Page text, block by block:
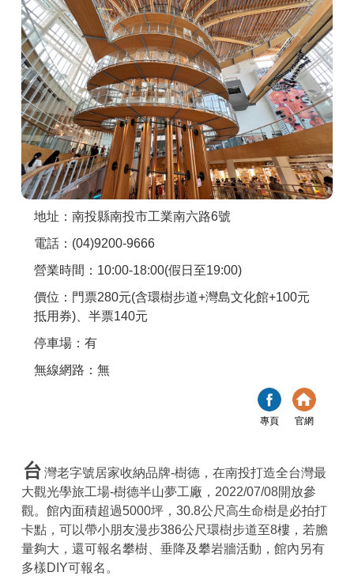
討論區
聯絡我們
APP下載
地址：南投縣南投市工業南六路6號
電話：(04)9200-9666
營業時間：10:00-18:00(假日至19:00)
價位：門票280元(含環樹步道+灣島文化館+100元
抵用券)、半票140元
停車場：有
無線網路：無
專頁 官網
台 灣老字號居家收納品牌-樹德，在南投打造全台灣最
大觀光學旅工場-樹德半山夢工廠，2022/07/08開放參
觀。館內面積超過5000坪，30.8公尺高生命樹是必拍打
卡點，可以帶小朋友漫步386公尺環樹步道至8樓，若膽
量夠大，還可報名攀樹、垂降及攀岩牆活動，館內另有
多樣DIY可報名。